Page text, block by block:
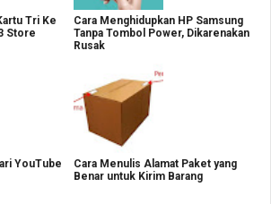
Tri Ke
Store
Cara Menghidupkan HP Samsung
Tanpa Tombol Power, Dikarenakan
Rusak
YouTube
Cara Menulis Alamat Paket yang
Benar untuk Kirim Barang